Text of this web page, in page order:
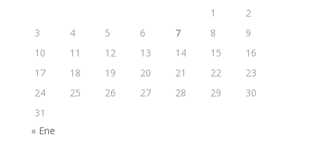
1
2
3
4 5 6 7 8
9
10
11 12 13 14 15
16
17
18 19 20 21 22
23
24
25 26 27 28 29
30
31
« Ene